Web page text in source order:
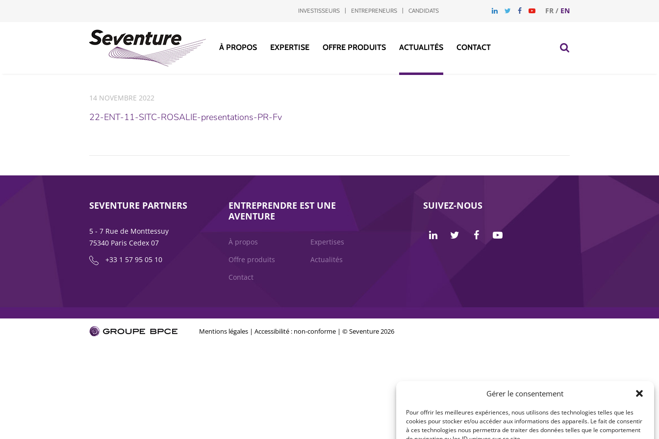
Gérer le consentement
Pour offrir les meilleures expériences, nous utilisons des technologies telles que les
cookies pour stocker et/ou accéder aux informations des appareils. Le fait de consentir
à ces technologies nous permettra de traiter des données telles que le comportement
FR / EN
INVESTISSEURS ENTREPRENEURS CANDIDATS
À PROPOS EXPERTISE OFFRE PRODUITS ACTUALITÉS CONTACT
14 NOVEMBRE 2022
22-ENT-11-SITC-ROSALIE-presentations-PR-Fv
SEVENTURE PARTNERS
5 - 7 Rue de Monttessuy
75340 Paris Cedex 07
+33 1 57 95 05 10
ENTREPRENDRE EST UNE
AVENTURE
À propos
Expertises
Offre produits
Actualités
Contact
SUIVEZ-NOUS
Mentions légales |Accessibilité : non-conforme | © Seventure 2026